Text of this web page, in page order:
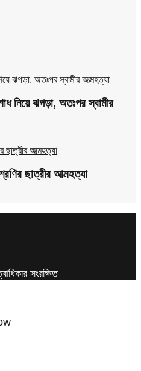
নিয়ে ঝগড়া, অতঃপর স্বামীর
ছাত্রীর আত্মহত্যা
সংরক্ষিত